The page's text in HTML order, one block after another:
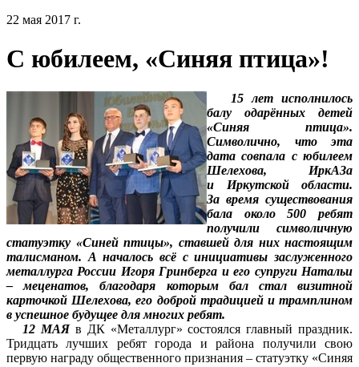
22 мая 2017 г.
С юбилеем, «Синяя птица»!
15 лет исполнилось
балу одарённых детей
«Синяя птица».
Символично, что эта
дата совпала с юбилеем
Шелехова, ИркАЗа
и Иркутской области.
За время существования
бала около 500 ребят
получили символичную
статуэтку «Синей птицы», ставшей для них настоящим
талисманом. А началось всё с инициативы заслуженного
металлурга России Игоря Гринберга и его супруги Натальи
– меценатов, благодаря которым бал стал визитной
карточкой Шелехова, его доброй традицией и трамплином
в успешное будущее для многих ребят.
12 МАЯв ДК «Металлург» состоялся главный праздник.
Тридцать лучших ребят города и района получили свою
первую награду общественного признания – статуэтку «Синяя